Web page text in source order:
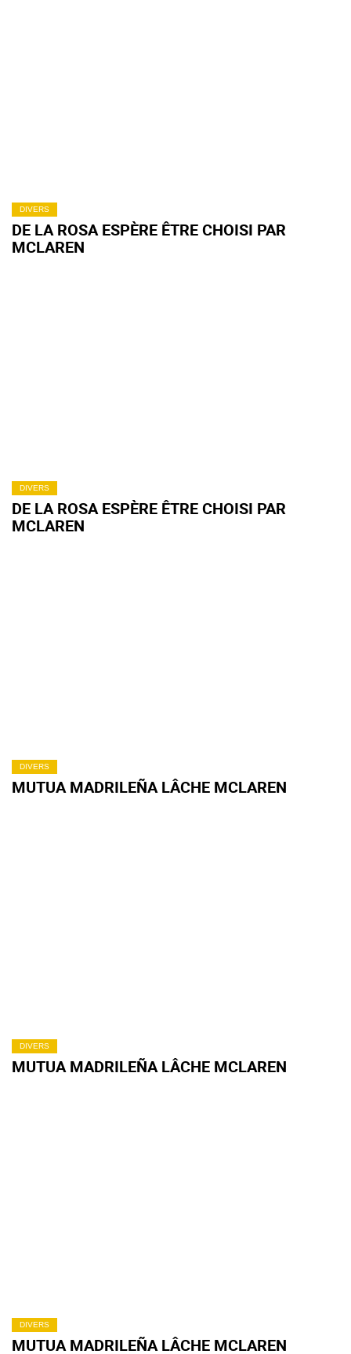
DIVERS
DE LA ROSA ESPÈRE ÊTRE CHOISI PAR
MCLAREN
DIVERS
DE LA ROSA ESPÈRE ÊTRE CHOISI PAR
MCLAREN
DIVERS
MUTUA MADRILEÑA LÂCHE MCLAREN
DIVERS
MUTUA MADRILEÑA LÂCHE MCLAREN
DIVERS
MUTUA MADRILEÑA LÂCHE MCLAREN